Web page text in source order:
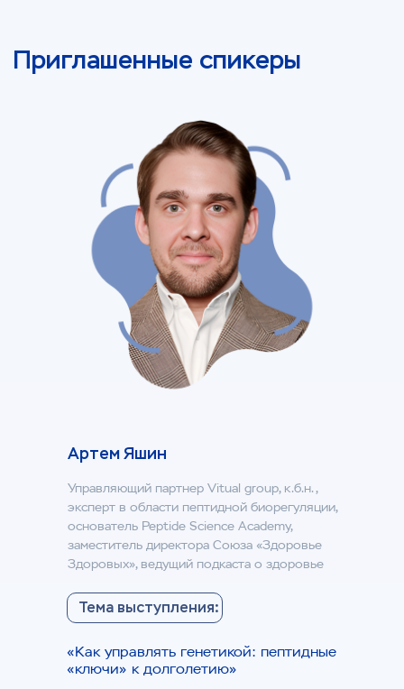
Управляющий партнер Vitual group, к.б.н.,
эксперт в области пептидной биорегуляции,
основатель Peptide Science Academy,
заместитель директора Союза «Здоровье
Здоровых», ведущий подкаста о здоровье
«Как управлять генетикой: пептидные
«ключи» к долголетию»
Артем Яшин
Тема выступления: